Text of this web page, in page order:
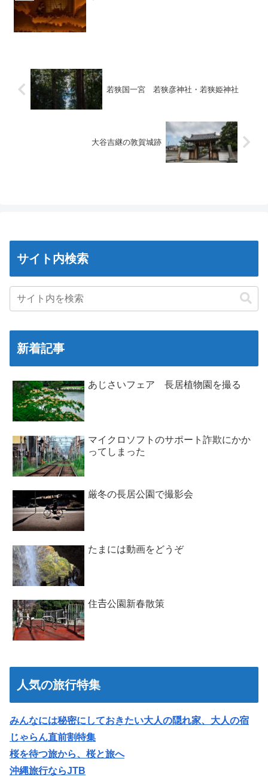
若狭国一宮 若狭彦神社・若狭姫神社
大谷吉継の敦賀城跡
サイト内検索
新着記事
あじさいフェア 長居植物園を撮る
マイクロソフトのサポート詐欺にかか
ってしまった
厳冬の長居公園で撮影会
たまには動画をどうぞ
住𠮷公園新春散策
人気の旅行特集
みんなには秘密にしておきたい大人の隠れ家、大人の宿
じゃらん直前割特集
桜を待つ旅から、桜と旅へ
沖縄旅行ならJTB